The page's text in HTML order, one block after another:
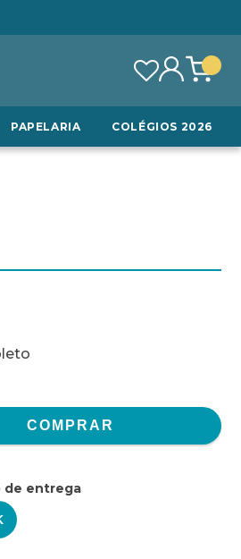
PAPELARIA COLÉGIOS 2026
de entrega